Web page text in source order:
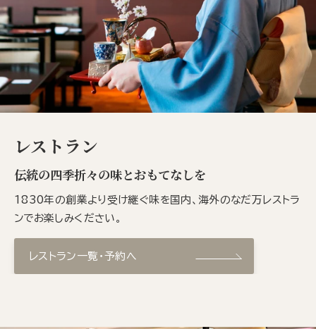
レストラン
伝統の四季折々の味とおもてなしを
1830年の創業より受け継ぐ味を国内、海外のなだ万レストラ
ンでお楽しみください。
レストラン一覧・予約へ